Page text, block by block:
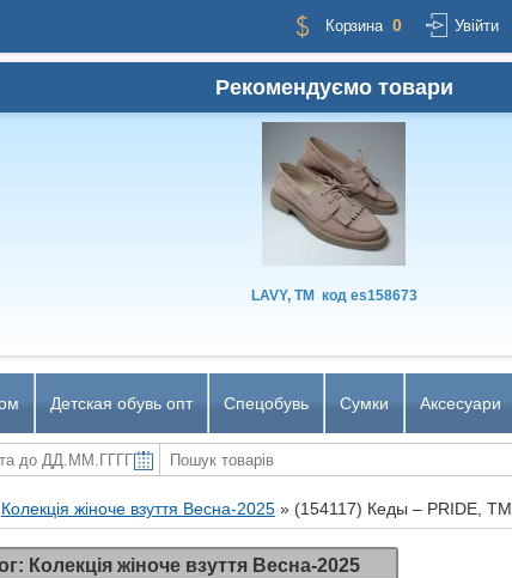
Корзина 0 Увійти
Рекомендуємо товари
LAVY, TM кодes158673
Детская обувь опт Спецобувь Сумки Аксесуари
Колекція жіноче взуття Весна-2025» (154117) Кеды – PRIDE, TM
Колекція жіноче взуття Весна-2025